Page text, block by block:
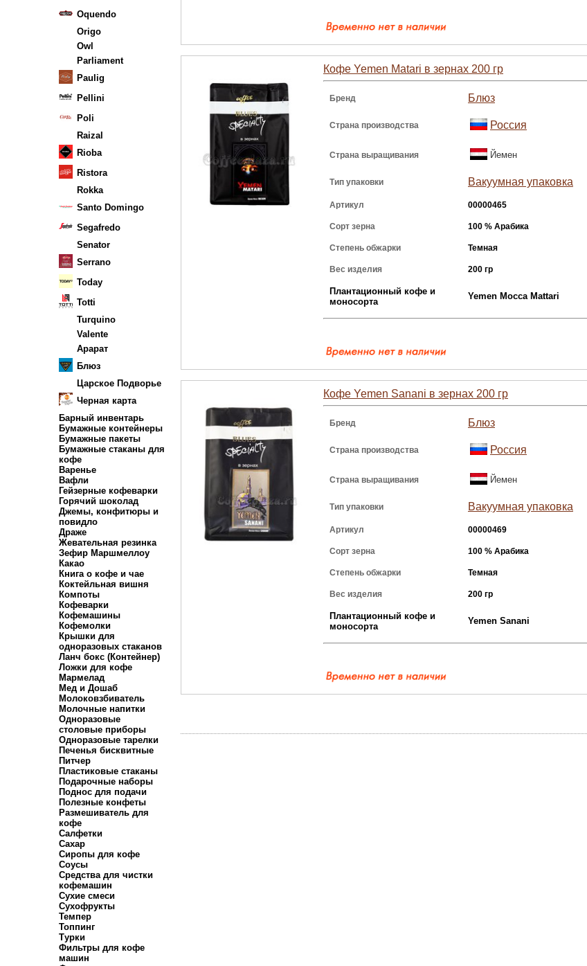
Oquendo
Origo
Owl
Parliament
Paulig
Pellini
Poli
Raizal
Rioba
Ristora
Rokka
Santo Domingo
Segafredo
Senator
Serrano
Today
Totti
Turquino
Valente
Арарат
Блюз
Царское Подворье
Черная карта
Барный инвентарь
Бумажные контейнеры
Бумажные пакеты
Бумажные стаканы для
кофе
Варенье
Вафли
Гейзерные кофеварки
Горячий шоколад
Джемы, конфитюры и
повидло
Драже
Жевательная резинка
Зефир Маршмеллоу
Какао
Книга о кофе и чае
Коктейльная вишня
Компоты
Кофеварки
Кофемашины
Кофемолки
Крышки для
одноразовых стаканов
Ланч бокс (Контейнер)
Ложки для кофе
Мармелад
Мед и Дошаб
Молоковзбиватель
Молочные напитки
Одноразовые
столовые приборы
Одноразовые тарелки
Печенья бисквитные
Питчер
Пластиковые стаканы
Подарочные наборы
Поднос для подачи
Полезные конфеты
Размешиватель для
кофе
Салфетки
Сахар
Сиропы для кофе
Соусы
Средства для чистки
кофемашин
Сухие смеси
Сухофрукты
Темпер
Топпинг
Турки
Фильтры для кофе
машин
Кофе Yemen Matari в зернах 200 гр
Бренд Блюз
Страна производства Россия
Страна выращивания Йемен
Тип упаковки Вакуумная упаковка
Артикул 00000465
Сорт зерна 100 % Арабика
Степень обжарки Темная
Вес изделия 200 гр
Плантационный кофе и
моносорта
Yemen Mocca Mattari
Кофе Yemen Sanani в зернах 200 гр
Бренд Блюз
Страна производства Россия
Страна выращивания Йемен
Тип упаковки Вакуумная упаковка
Артикул 00000469
Сорт зерна 100 % Арабика
Степень обжарки Темная
Вес изделия 200 гр
Плантационный кофе и
моносорта
Yemen Sanani